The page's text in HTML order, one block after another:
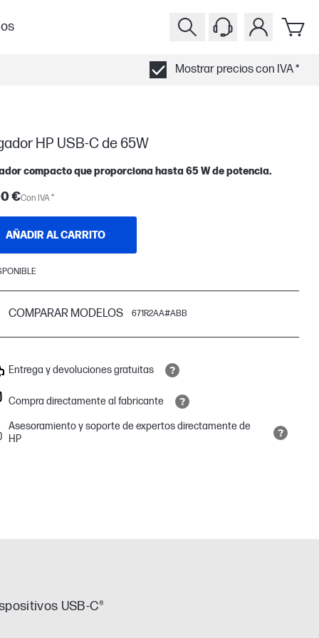
Mostrar precios con IVA *
HP USB-C de 65W
compacto que proporciona hasta 65 W de potencia.
€Con IVA *
AÑADIR AL CARRITO
COMPARAR MODELOS 671R2AA#ABB
Entrega y devoluciones gratuitas
Compra directamente al fabricante
Asesoramiento y soporte de expertos directamente de
HP
USB-C®